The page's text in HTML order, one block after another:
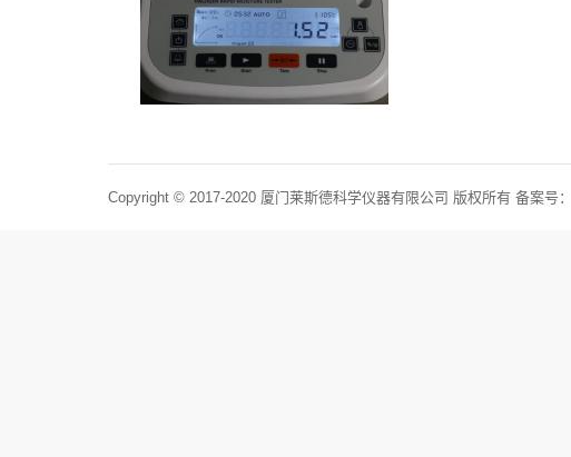
Copyright © 2017-2020 厦门莱斯德科学仪器有限公司 版权所有 备案号：